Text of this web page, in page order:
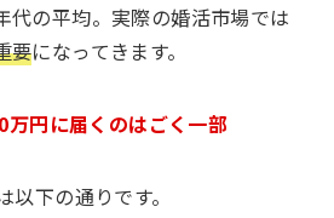
代の平均。実際の婚活市場では
要になってきます。
万円に届くのはごく一部
下の通りです。